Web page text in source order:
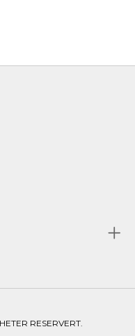
RESERVERT.